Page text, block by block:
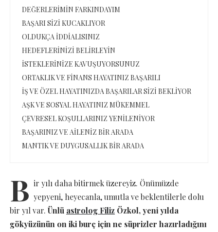
DEĞERLERİMİN FARKINDAYIM
BAŞARI SİZİ KUCAKLIYOR
OLDUKÇA İDDİALISINIZ
HEDEFLERİNİZİ BELİRLEYİN
İSTEKLERİNİZE KAVUŞUYORSUNUZ
ORTAKLIK VE FİNANS HAYATINIZ BAŞARILI
İŞ VE ÖZEL HAYATINIZDA BAŞARILAR SİZİ BEKLİYOR
AŞK VE SOSYAL HAYATINIZ MÜKEMMEL
ÇEVRESEL KOŞULLARINIZ YENİLENİYOR
BAŞARINIZ VE AİLENİZ BİR ARADA
MANTIK VE DUYGUSALLIK BİR ARADA
B ir yılı daha bitirmek üzereyiz. Önümüzde
yepyeni, heyecanla, umutla ve beklentilerle dolu
bir yıl var. Ünlü astrolog Filiz Özkol, yeni yılda
gökyüzünün on iki burç için ne süprizler hazırladığını